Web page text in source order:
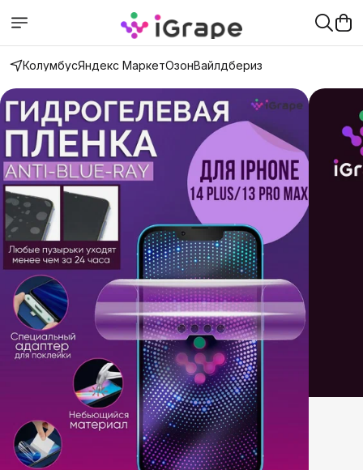
КолумбусЯндекс МаркетОзонВайлдбериз